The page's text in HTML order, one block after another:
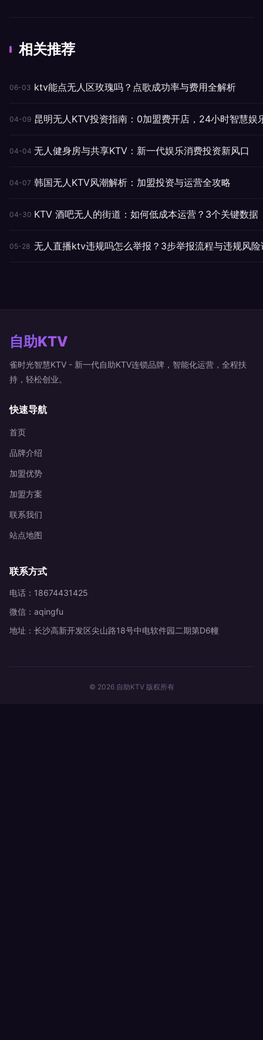
相关推荐
06-03 ktv能点无人区玫瑰吗？点歌成功率与费用全解析
04-09 昆明无人KTV投资指南：0加盟费开店，24小时智慧娱
04-04 无人健身房与共享KTV：新一代娱乐消费投资新风口
04-07 韩国无人KTV风潮解析：加盟投资与运营全攻略
04-30 KTV 酒吧无人的街道：如何低成本运营？3个关键数据
05-28 无人直播ktv违规吗怎么举报？3步举报流程与违规风险
自助KTV
雀时光智慧KTV - 新一代自助KTV连锁品牌，智能化运营，全程扶
持，轻松创业。
快速导航
首页
品牌介绍
加盟优势
加盟方案
联系我们
站点地图
联系方式
电话：18674431425
微信：aqingfu
地址：长沙高新开发区尖山路18号中电软件园二期第D6幢
© 2026 自助KTV 版权所有